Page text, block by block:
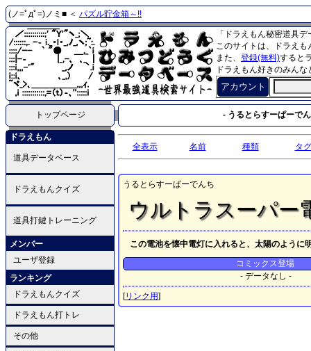
(ノ=ﾟдﾟ=)ノミ■ ＜ パズル貯金箱～!!
「ドラえもん秘密道具
このサイトは、ドラえ
また、 登録(無料)すると
ドラえもん好きのみん
アカウント
トップページ - うるとらすーぱーで
ドラえもん
道具データベース
ドラえもんクイズ
道具打鍵トレーニング
メンバー
ユーザ登録
ランキング
ドラえもんクイズ
ドラえもん打トレ
その他
全表示 名前 種類 タグ
うるとらすーぱーでんち
ウルトラスーパー
この電池を懐中電灯に入れると、太陽のように
コミックス登場
- データなし -
[リンク用]